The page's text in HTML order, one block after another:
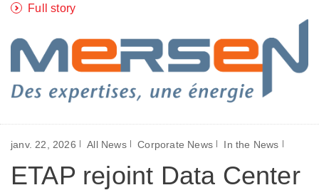
Full story
janv. 22, 2026 All News Corporate News In the News
ETAP rejoint Data Center